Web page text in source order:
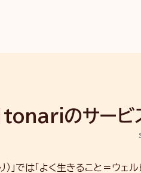
のサービ
」では「よく生きること＝ウェル